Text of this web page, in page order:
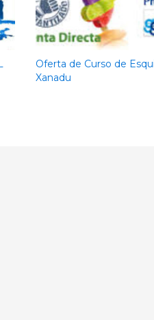
Oferta de Curso de
Xanadu